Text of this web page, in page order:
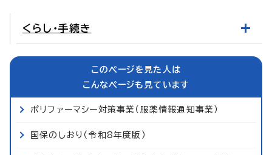
くらし・手続き
このページを見た人は
こんなページも見ています
ポリファーマシー対策事業（服薬情報通知事業）
国保のしおり（令和8年度版）